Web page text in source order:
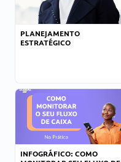
PLANEJAMENTO
ESTRATÉGICO
INFOGRÁFICO: COMO